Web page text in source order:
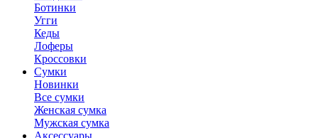
Ботинки
Угги
Кеды
Лоферы
Кроссовки
Сумки
Новинки
Все сумки
Женская сумка
Мужская сумка
Аксессуары